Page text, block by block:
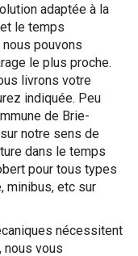
adaptée à la
le temps
pouvons
le plus proche.
livrons votre
indiquée. Peu
de Brie-
notre sens de
dans le temps
pour tous types
minibus, etc sur
nécessitent
nous vous